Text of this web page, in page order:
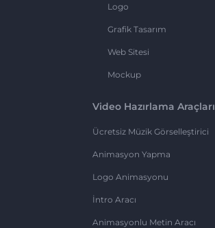
Logo
Grafik Tasarım
Web Sitesi
Mockup
Video Hazırlama Araçları
Ücretsiz Müzik Görselleştirici
Animasyon Yapma
Logo Animasyonu
İntro Aracı
Animasyonlu Metin Aracı